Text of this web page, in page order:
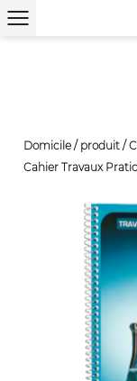
Domicile / produit /
Cahier Travaux